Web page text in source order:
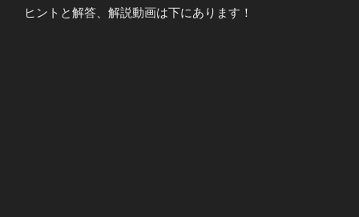
ヒントと解答、解説動画は下にあります！